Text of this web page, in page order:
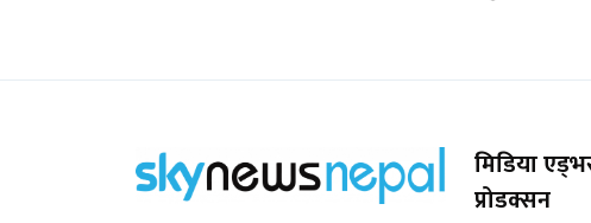
मिडिया
प्रोडक्सन